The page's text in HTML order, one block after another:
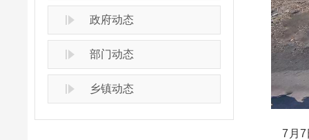
政府动态
部门动态
乡镇动态
7月7日